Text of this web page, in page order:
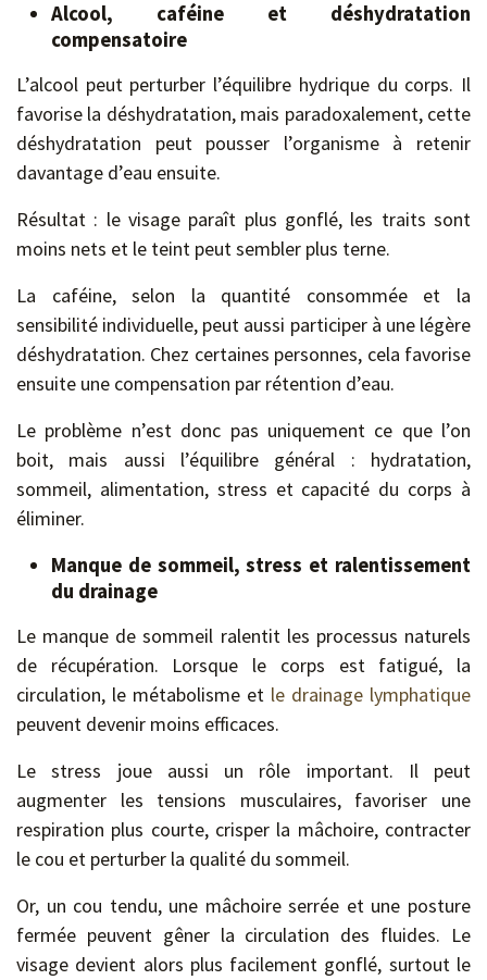
Alcool, caféine et déshydratation
compensatoire
L’alcool peut perturber l’équilibre hydrique du corps. Il
favorise la déshydratation, mais paradoxalement, cette
déshydratation peut pousser l’organisme à retenir
davantage d’eau ensuite.
Résultat : le visage paraît plus gonflé, les traits sont
moins nets et le teint peut sembler plus terne.
La caféine, selon la quantité consommée et la
sensibilité individuelle, peut aussi participer à une légère
déshydratation. Chez certaines personnes, cela favorise
ensuite une compensation par rétention d’eau.
Le problème n’est donc pas uniquement ce que l’on
boit, mais aussi l’équilibre général : hydratation,
sommeil, alimentation, stress et capacité du corps à
éliminer.
Manque de sommeil, stress et ralentissement
du drainage
Le manque de sommeil ralentit les processus naturels
de récupération. Lorsque le corps est fatigué, la
circulation, le métabolisme et le drainage lymphatique
peuvent devenir moins efficaces.
Le stress joue aussi un rôle important. Il peut
augmenter les tensions musculaires, favoriser une
respiration plus courte, crisper la mâchoire, contracter
le cou et perturber la qualité du sommeil.
Or, un cou tendu, une mâchoire serrée et une posture
fermée peuvent gêner la circulation des fluides. Le
visage devient alors plus facilement gonflé, surtout le